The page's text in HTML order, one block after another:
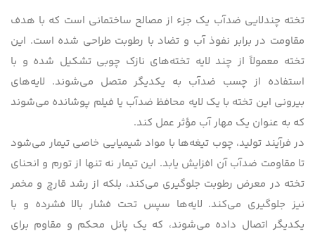
تخته چندلایی ضدآب یک جزء از مصالح ساختمانی است که با هدف
مقاومت در برابر نفوذ آب و تضاد با رطوبت طراحی شده است. این
تخته معمولاً از چند لایه تخته‌های نازک چوبی تشکیل شده و با
استفاده از چسب ضدآب به یکدیگر متصل می‌شوند. لایه‌های
بیرونی این تخته با یک لایه محافظ ضدآب یا فیلم پوشانده می‌شوند
که به عنوان یک مهار آب مؤثر عمل کند.
در فرآیند تولید، چوب تیغه‌ها با مواد شیمیایی خاصی تیمار می‌شود
تا مقاومت ضدآب آن افزایش یابد. این تیمار نه تنها از تورم و انحنای
تخته در معرض رطوبت جلوگیری می‌کند، بلکه از رشد قارچ و مخمر
نیز جلوگیری می‌کند. لایه‌ها سپس تحت فشار بالا فشرده و با
یکدیگر اتصال داده می‌شوند، که یک پانل محکم و مقاوم برای